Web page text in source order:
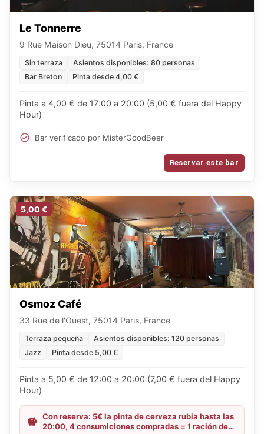
Le Tonnerre
9 Rue Maison Dieu, 75014 Paris, France
Sin terraza
Asientos disponibles: 80 personas
Bar Breton
Pinta desde 4,00 €
Pinta a 4,00 € de 17:00 a 20:00 (5,00 € fuera del Happy
Hour)
Bar verificado por MisterGoodBeer
Reservar este bar
5,00 €
Osmoz Café
33 Rue de l'Ouest, 75014 Paris, France
Terraza pequeña
Asientos disponibles: 120 personas
Jazz
Pinta desde 5,00 €
Pinta a 5,00 € de 12:00 a 20:00 (7,00 € fuera del Happy
Hour)
Con reserva: 5€ la pinta de cerveza rubia hasta las
20:00, 4 consumiciones compradas = 1 ración de